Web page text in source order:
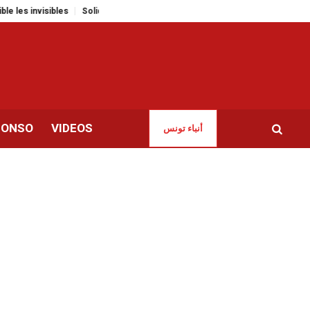
Solidarité avec Jawahar et Ghassan | Rassemblement demain devant
VIDEOS أنباء تونس